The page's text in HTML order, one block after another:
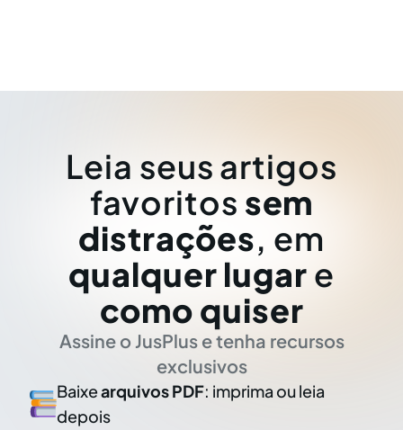
Leia seus artigos
favoritos sem
distrações, em
qualquer lugar e
como quiser
Assine o JusPlus e tenha recursos
exclusivos
Baixearquivos PDF: imprima ou leia
depois